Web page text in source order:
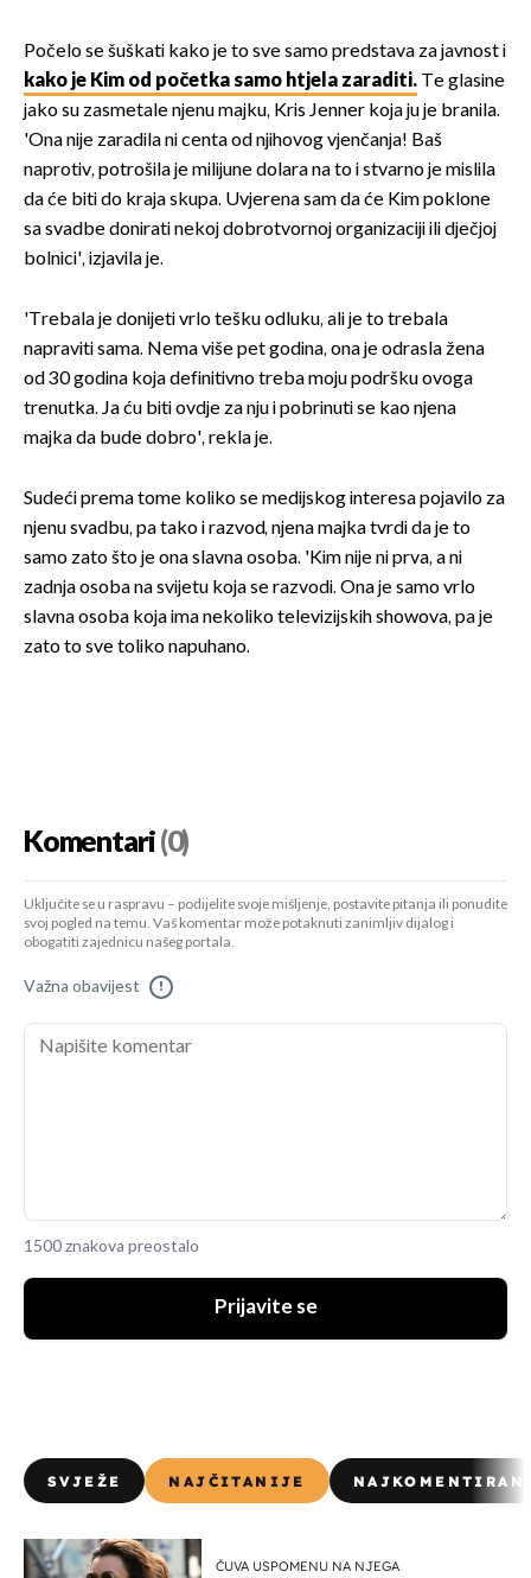
Počelo se šuškati kako je to sve samo predstava za javnost i
kako je Kim od početka samo htjela zaraditi. Te glasine
jako su zasmetale njenu majku, Kris Jenner koja ju je branila.
'Ona nije zaradila ni centa od njihovog vjenčanja! Baš
naprotiv, potrošila je milijune dolara na to i stvarno je mislila
da će biti do kraja skupa. Uvjerena sam da će Kim poklone
sa svadbe donirati nekoj dobrotvornoj organizaciji ili dječjoj
bolnici', izjavila je.
'Trebala je donijeti vrlo tešku odluku, ali je to trebala
napraviti sama. Nema više pet godina, ona je odrasla žena
od 30 godina koja definitivno treba moju podršku ovoga
trenutka. Ja ću biti ovdje za nju i pobrinuti se kao njena
majka da bude dobro', rekla je.
Sudeći prema tome koliko se medijskog interesa pojavilo za
njenu svadbu, pa tako i razvod, njena majka tvrdi da je to
samo zato što je ona slavna osoba. 'Kim nije ni prva, a ni
zadnja osoba na svijetu koja se razvodi. Ona je samo vrlo
slavna osoba koja ima nekoliko televizijskih showova, pa je
zato to sve toliko napuhano.
Komentari(0)
Uključite se u raspravu – podijelite svoje mišljenje, postavite pitanja ili ponudite
svoj pogled na temu. Vaš komentar može potaknuti zanimljiv dijalog i
obogatiti zajednicu našeg portala.
Važna obavijest !
1500 znakova preostalo
Prijavite se
SVJEŽE NAJČITANIJE
ČUVA USPOMENU NA NJEGA